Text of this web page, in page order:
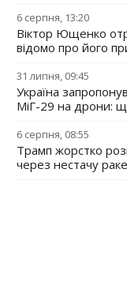
6 серпня, 13:20
Віктор Ющенко
відомо про його
31 липня, 09:45
Україна
МіГ-29 на дрони:
6 серпня, 08:55
Трамп жорстко
через нестачу